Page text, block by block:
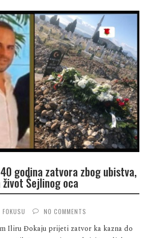
godina zatvora zbog ubistva,
Šejlinog oca
FOKUSU NO COMMENTS
Iliru Đokaju prijeti zatvor ka kazna do